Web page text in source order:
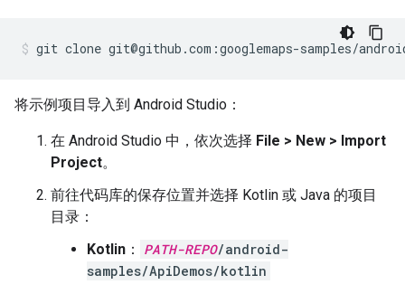
git clone git@github.com:googlemaps-samples/
将示例项目导入到 Android Studio：
在 Android Studio 中，依次选择 File > New > Import
Project。
前往代码库的保存位置并选择 Kotlin 或 Java 的项目
目录：
Kotlin ： PATH-REPO/android-
samples/ApiDemos/kotlin